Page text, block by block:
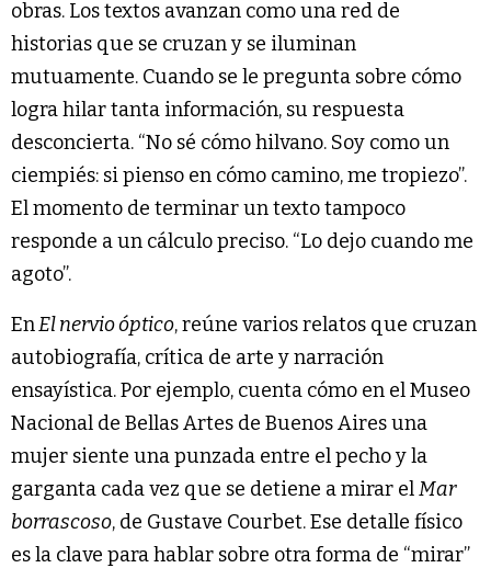
obras. Los textos avanzan como una red de
historias que se cruzan y se iluminan
mutuamente. Cuando se le pregunta sobre cómo
logra hilar tanta información, su respuesta
desconcierta. “No sé cómo hilvano. Soy como un
ciempiés: si pienso en cómo camino, me tropiezo”.
El momento de terminar un texto tampoco
responde a un cálculo preciso. “Lo dejo cuando me
agoto”.
EnEl nervio óptico, reúne varios relatos que cruzan
autobiografía, crítica de arte y narración
ensayística. Por ejemplo, cuenta cómo en el Museo
Nacional de Bellas Artes de Buenos Aires una
mujer siente una punzada entre el pecho y la
garganta cada vez que se detiene a mirar elMar
borrascoso, de Gustave Courbet. Ese detalle físico
es la clave para hablar sobre otra forma de “mirar”